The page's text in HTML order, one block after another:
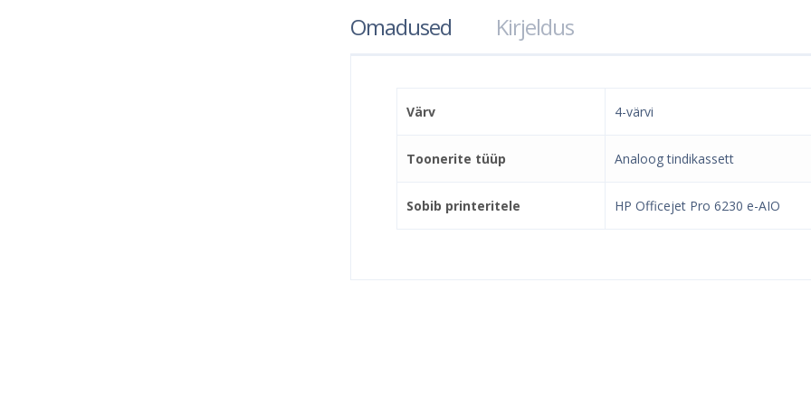
Omadused Kirjeldus
Värv 4-värvi
Toonerite tüüp Analoog tindikassett
Sobib printeritele HP Officejet Pro 6230 e-AIO